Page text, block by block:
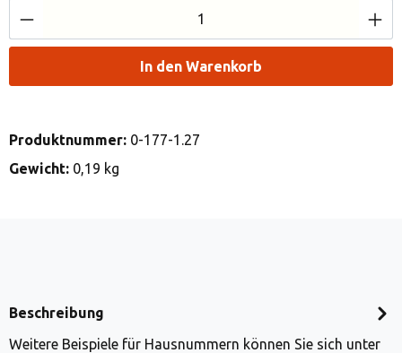
Produkt Anzahl: Gib den gewünschten
In den Warenkorb
Produktnummer: 0-177-1.27
Gewicht: 0,19 kg
Beschreibung
Weitere Beispiele für Hausnummern können Sie sich unter